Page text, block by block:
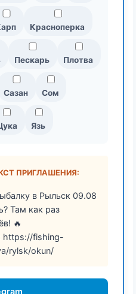
Красноперка
Пескарь Плотва
Сазан Сом
Язь
ПРИГЛАШЕНИЯ:
в Рыльск 09.08
Там как раз
🔥
https://fishing-
rylsk/okun/